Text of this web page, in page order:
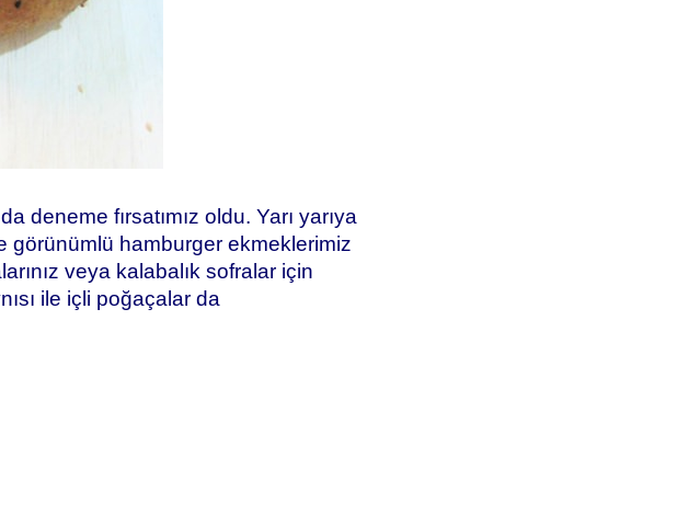
fırsatımız oldu. Yarı yarıya
görünümlü hamburger ekmeklerimiz
veya kalabalık sofralar için
ile içli poğaçalar da